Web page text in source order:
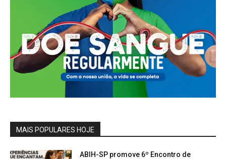
MAIS POPULARES HOJE
ABIH-SP promove 6º Encontro de